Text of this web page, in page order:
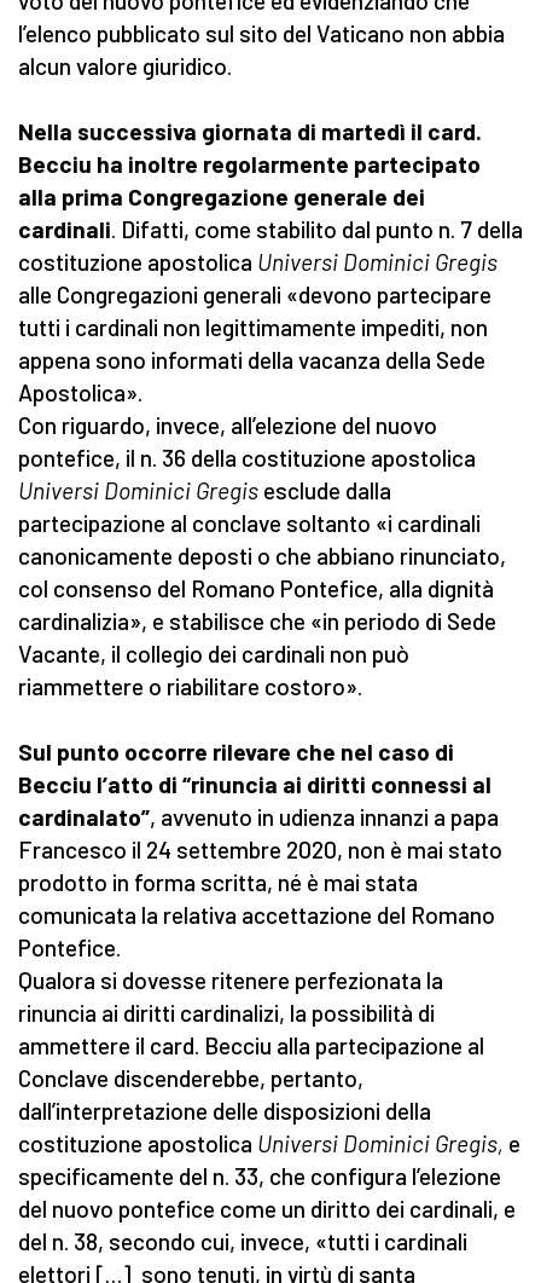
l’elenco pubblicato sul sito del Vaticano non abbia
alcun valore giuridico.
Nella successiva giornata di martedì il card.
Becciu ha inoltre regolarmente partecipato
alla prima Congregazione generale dei
cardinali. Difatti, come stabilito dal punto n. 7 della
costituzione apostolica Universi Dominici Gregis
alle Congregazioni generali «devono partecipare
tutti i cardinali non legittimamente impediti, non
appena sono informati della vacanza della Sede
Apostolica».
Con riguardo, invece, all’elezione del nuovo
pontefice, il n. 36 della costituzione apostolica
Universi Dominici Gregis esclude dalla
partecipazione al conclave soltanto «i cardinali
canonicamente deposti o che abbiano rinunciato,
col consenso del Romano Pontefice, alla dignità
cardinalizia», e stabilisce che «in periodo di Sede
Vacante, il collegio dei cardinali non può
riammettere o riabilitare costoro».
Sul punto occorre rilevare che nel caso di
Becciu l’atto di “rinuncia ai diritti connessi al
cardinalato”, avvenuto in udienza innanzi a papa
Francesco il 24 settembre 2020, non è mai stato
prodotto in forma scritta, né è mai stata
comunicata la relativa accettazione del Romano
Pontefice.
Qualora si dovesse ritenere perfezionata la
rinuncia ai diritti cardinalizi, la possibilità di
ammettere il card. Becciu alla partecipazione al
Conclave discenderebbe, pertanto,
dall’interpretazione delle disposizioni della
costituzione apostolica Universi Dominici Gregis, e
specificamente del n. 33, che configura l’elezione
del nuovo pontefice come un diritto dei cardinali, e
del n. 38, secondo cui, invece, «tutti i cardinali
elettori […] sono tenuti, in virtù di santa